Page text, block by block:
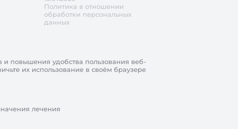
Политика в отношении
обработки персональных
данных
и повышения удобства пользования веб-
их использование в своём браузере
лечения